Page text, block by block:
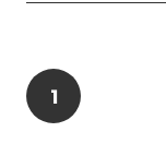
1